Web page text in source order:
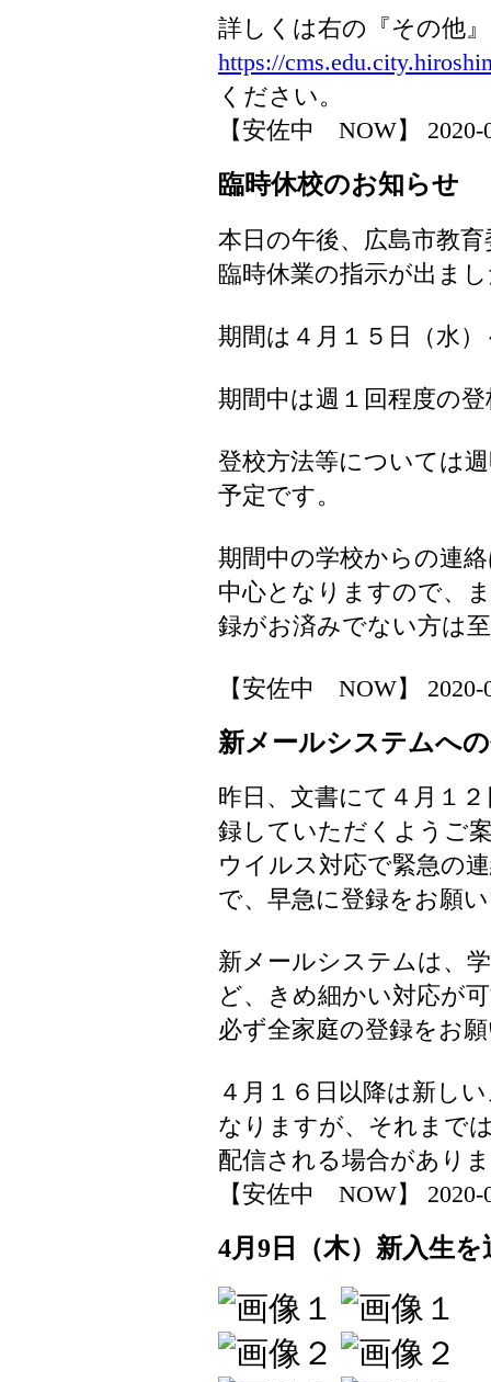
詳しくは右の『その他
https://
ください。
【安佐中 NOW】 2020-
臨時休校のお知らせ
本日の午後、広島市教
臨時休業の指示が出ま
期間は４月１５日（水
期間中は週１回程度の
登校方法等については
予定です。
期間中の学校からの連
中心となりますので、
録がお済みでない方は
【安佐中 NOW】 2020-
新メールシステムへ
昨日、文書にて４月１
録していただくようご
ウイルス対応で緊急の
で、早急に登録をお願
新メールシステムは、
ど、きめ細かい対応が
必ず全家庭の登録をお
４月１６日以降は新し
なりますが、それまで
配信される場合があり
【安佐中 NOW】 2020-
4月9日（木）新入生